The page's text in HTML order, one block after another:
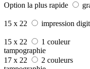
Option la plus rapide
15 x 22 impression
15 x 22
1 couleur
tampographie
17 x 22
2 couleurs